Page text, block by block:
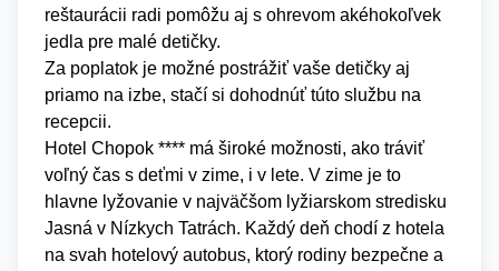
reštaurácii radi pomôžu aj s ohrevom akéhokoľvek
jedla pre malé detičky.
Za poplatok je možné postrážiť vaše detičky aj
priamo na izbe, stačí si dohodnúť túto službu na
recepcii.
Hotel Chopok **** má široké možnosti, ako tráviť
voľný čas s deťmi v zime, i v lete. V zime je to
hlavne lyžovanie v najväčšom lyžiarskom stredisku
Jasná v Nízkych Tatrách. Každý deň chodí z hotela
na svah hotelový autobus, ktorý rodiny bezpečne a